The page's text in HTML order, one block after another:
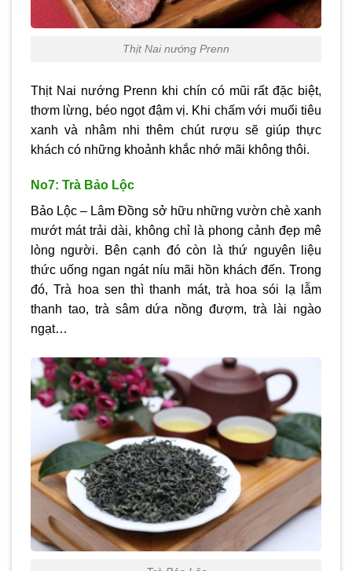
Thịt Nai nướng Prenn
Thịt Nai nướng Prenn khi chín có mũi rất đặc biệt,
thơm lừng, béo ngọt đậm vị. Khi chấm với muối tiêu
xanh và nhâm nhi thêm chút rượu sẽ giúp thực
khách có những khoảnh khắc nhớ mãi không thôi.
No7: Trà Bảo Lộc
Bảo Lộc – Lâm Đồng sở hữu những vườn chè xanh
mướt mát trải dài, không chỉ là phong cảnh đẹp mê
lòng người. Bên cạnh đó còn là thứ nguyên liệu
thức uống ngan ngát níu mãi hồn khách đến. Trong
đó, Trà hoa sen thì thanh mát, trà hoa sói lạ lẫm
thanh tao, trà sâm dứa nồng đượm, trà lài ngào
ngạt…